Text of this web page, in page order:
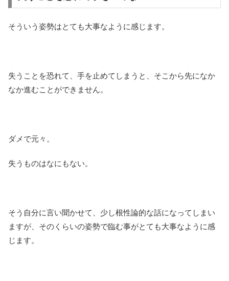
そういう姿勢はとても大事なように感じます。
失うことを恐れて、手を止めてしまうと、そこから先になか
なか進むことができません。
ダメで元々。
失うものはなにもない。
そう自分に言い聞かせて、少し根性論的な話になってしまい
ますが、そのくらいの姿勢で臨む事がとても大事なように感
じます。